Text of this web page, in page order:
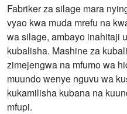
Fabriker za silage mara
vyao kwa muda mrefu na
wa silage, ambayo inahitaji
kubalisha. Mashine za
zimejengwa na mfumo wa
muundo wenye nguvu wa
kukamilisha kubana na
mfupi.